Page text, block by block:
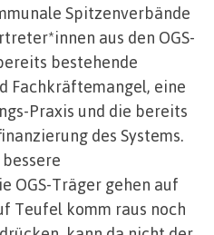
Spitzenverbände
aus den OGS-
bestehende
Fachkräftemangel, eine
Praxis und die bereits
des Systems.
OGS-Träger gehen auf
Teufel komm raus noch